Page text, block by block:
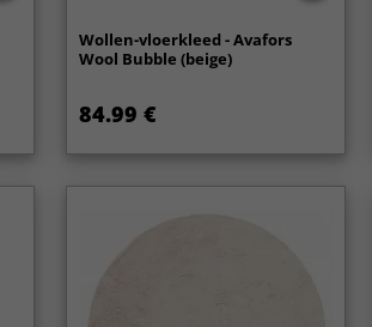
Wollen-vloerkleed - Avafors
Wool Bubble (beige)
84.99 €